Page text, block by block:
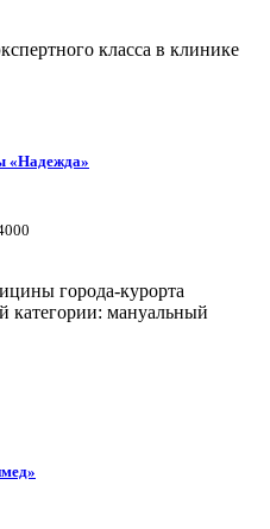
класса в клинике
«Надежда»
города-курорта
категории: мануальный